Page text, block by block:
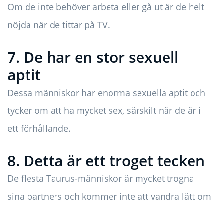
Om de inte behöver arbeta eller gå ut är de helt
nöjda när de tittar på TV.
7. De har en stor sexuell
aptit
Dessa människor har enorma sexuella aptit och
tycker om att ha mycket sex, särskilt när de är i
ett förhållande.
8. Detta är ett troget tecken
De flesta Taurus-människor är mycket trogna
sina partners och kommer inte att vandra lätt om